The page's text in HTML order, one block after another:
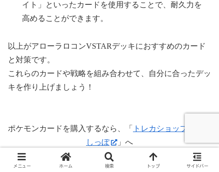
イト」といったカードを使用することで、耐久力を
高めることができます。
以上がアローラロコンVSTARデッキにおすすめのカード
と対策です。
これらのカードや戦略を組み合わせて、自分に合ったデッ
キを作り上げましょう！
ポケモンカードを購入するなら、「
トレカショップ 竜の
しっぽ
」へ
メニュー ホーム 検索 トップ サイドバー